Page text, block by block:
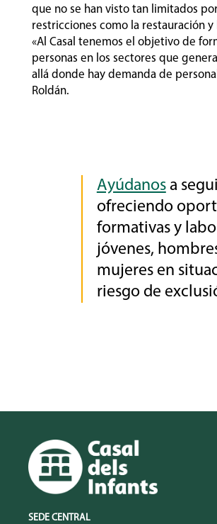
que no se han visto tan limitados
restricciones como la restauración y
«Al Casal tenemos el objetivo de
personas en los sectores que
allá donde hay demanda de
Roldán.
Ayúdanosa
ofreciendo
formativas y
jóvenes,
mujeres en
riesgo de
SEDE CENTRAL